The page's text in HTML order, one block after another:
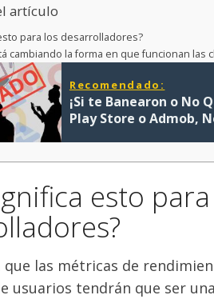
artículo
para los desarrolladores?
cambiando la forma en que funcionan las
Recomendado:
¡Si te Banearon o No
Play Store o Admob,
esto
que las métricas de
usuarios tendrán que ser una